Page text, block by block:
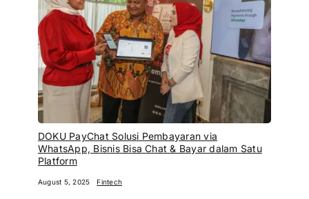
DOKU PayChat Solusi Pembayaran via
WhatsApp, Bisnis Bisa Chat & Bayar dalam Satu
Platform
August 5, 2025 Fintech